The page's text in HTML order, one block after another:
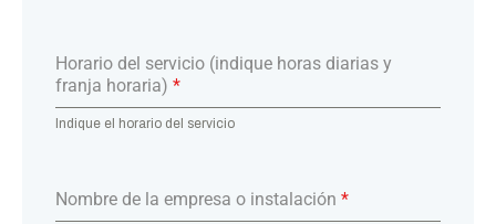
Horario del servicio (indique horas diarias y
franja horaria) *
Indique el horario del servicio
Nombre de la empresa o instalación *